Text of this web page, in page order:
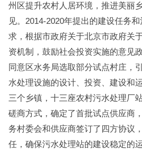
州区提升农村人居环境，推进美丽
见。2014-2020年提出的建设任务
求，根据市政府关于北京市政府关
资机制，鼓励社会投资实施的意见
同意区水务局选取部分试点村庄，
水处理设施的设计、投资、建设和
三个乡镇，十三座农村污水处理厂
磋商方式，确定了首批试点供应商
务村委会和供应商签订了四方协议
任，确保污水处理站的建设稳定的运